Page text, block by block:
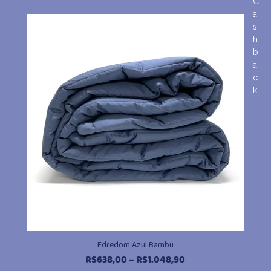
preço:
R$1.048,90
Edredom Azul Bambu
R$638,00–R$1.048,90
a
s
h
b
a
c
k